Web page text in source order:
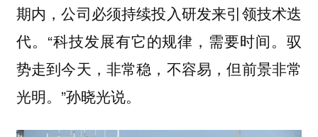
期内，公司必须持续投入研发来引领技术迭
代。“科技发展有它的规律，需要时间。驭
势走到今天，非常稳，不容易，但前景非常
光明。”孙晓光说。